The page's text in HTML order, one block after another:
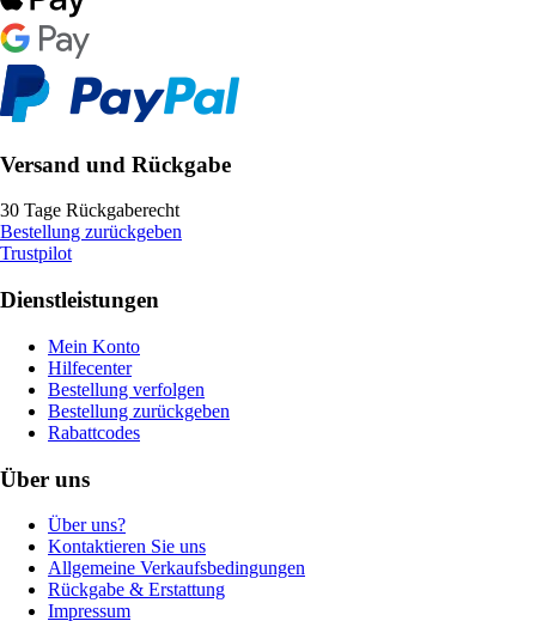
Versand und Rückgabe
30 Tage Rückgaberecht
Bestellung zurückgeben
Trustpilot
Dienstleistungen
Mein Konto
Hilfecenter
Bestellung verfolgen
Bestellung zurückgeben
Rabattcodes
Über uns
Über uns?
Kontaktieren Sie uns
Allgemeine Verkaufsbedingungen
Rückgabe & Erstattung
Impressum